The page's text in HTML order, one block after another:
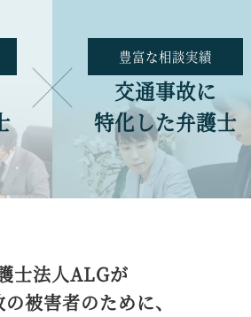
豊富な相談実績
交通事故に
特化した弁護士
士法人ALGが
被害者のために、